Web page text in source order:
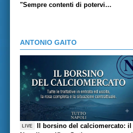
"Sempre contenti di potervi
contributo"
ANTONIO GAITO
LIVE
Il borsino del calciomercato: il